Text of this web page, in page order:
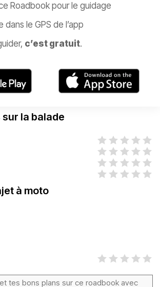
Roadbook pour le guidage
dans le GPS de l’app
c’est gratuit.
la balade
à moto